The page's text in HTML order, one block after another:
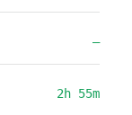
—
2h 55m